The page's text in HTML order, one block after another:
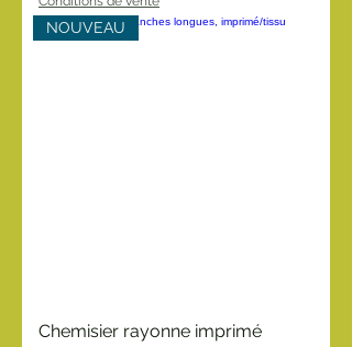
NOUVEAU
Chemisier rayonne imprimé